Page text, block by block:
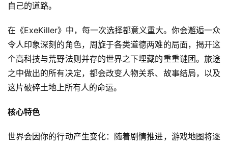
自己的道路。
在《ExeKiller》中，每一次选择都意义重大。你会邂逅一众
令人印象深刻的角色，周旋于各类道德两难的局面，揭开这
个高科技与荒野法则并存的世界之下埋藏的重重谜团。旅途
之中做出的所有决定，都会改变人物关系、故事结局，以及
这片破碎土地上所有人的命运。
核心特色
世界会因你的行动产生变化：随着剧情推进，游戏地图将逐